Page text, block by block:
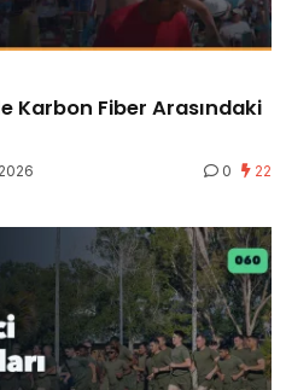
Karbon Fiber Arasındaki
0 22